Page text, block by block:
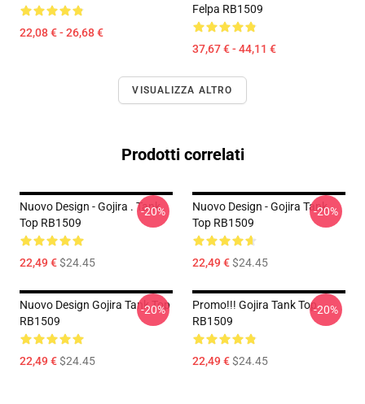
22,08 € - 26,68 €
Felpa RB1509
37,67 € - 44,11 €
VISUALIZZA ALTRO
Prodotti correlati
Nuovo Design - Gojira . Tank
Top RB1509
22,49 €$24.45
-20%
Nuovo Design - Gojira Tank
Top RB1509
22,49 €$24.45
-20%
Nuovo Design Gojira Tank Top
RB1509
22,49 €$24.45
-20%
Promo!!! Gojira Tank Top
RB1509
22,49 €$24.45
-20%